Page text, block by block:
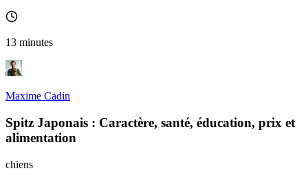
13 minutes
Maxime Cadin
Spitz Japonais : Caractère, santé, éducation, prix et
alimentation
chiens